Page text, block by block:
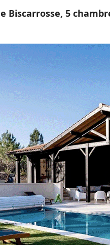
Biscarrosse, 5